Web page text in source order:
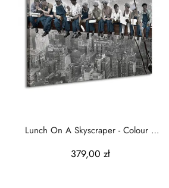
Lunch On A Skyscraper - Colour -
379,00 zł